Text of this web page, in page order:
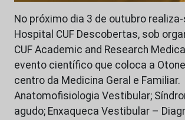
No próximo dia 3 de outubro realiza-
Hospital CUF Descobertas, sob
CUF Academic and Research
evento científico que coloca a
centro da Medicina Geral e Familiar.
Anatomofisiologia Vestibular;
agudo; Enxaqueca Vestibular –